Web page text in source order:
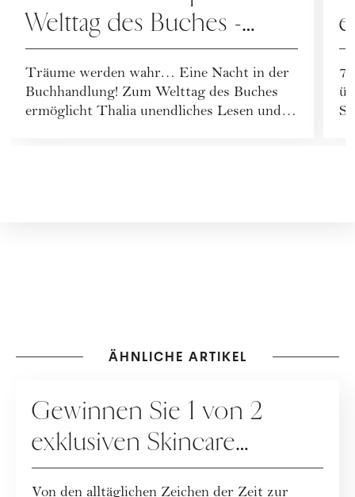
Welttag des Buches -
Übernachten Sie in der
Buchhandlung
Träume werden wahr… Eine Nacht in der
Buchhandlung! Zum Welttag des Buches
ermöglicht Thalia unendliches Lesen und
7
ÄHNLICHE ARTIKEL
Gewinnen Sie 1 von 2
exklusiven Skincare
Packages der
Von den alltäglichen Zeichen der Zeit zur